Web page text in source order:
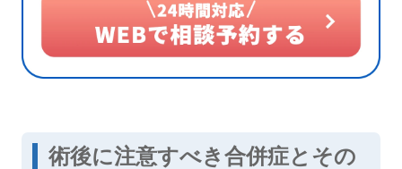
術後に注意すべき合併症とその